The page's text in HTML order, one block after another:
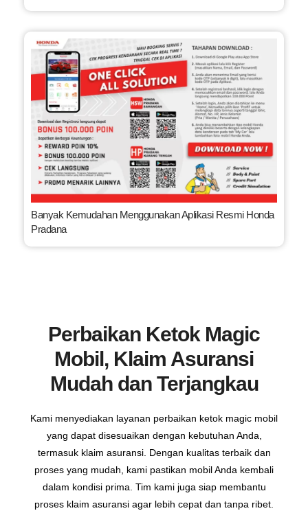
Banyak Kemudahan Menggunakan Aplikasi Resmi Honda
Pradana
Perbaikan Ketok Magic
Mobil, Klaim Asuransi
Mudah dan Terjangkau
Kami menyediakan layanan perbaikan ketok magic mobil
yang dapat disesuaikan dengan kebutuhan Anda,
termasuk klaim asuransi. Dengan kualitas terbaik dan
proses yang mudah, kami pastikan mobil Anda kembali
dalam kondisi prima. Tim kami juga siap membantu
proses klaim asuransi agar lebih cepat dan tanpa ribet.